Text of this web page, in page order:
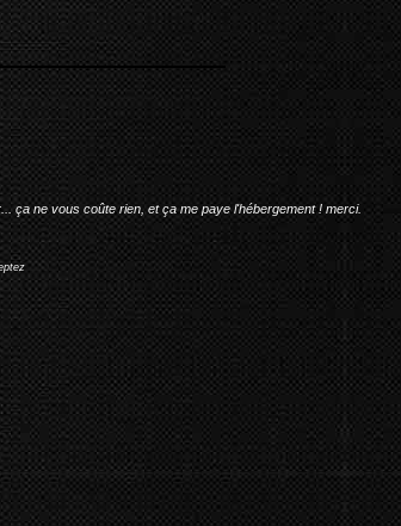
ça ne vous coûte rien, et ça me paye l'hébergement ! merci.